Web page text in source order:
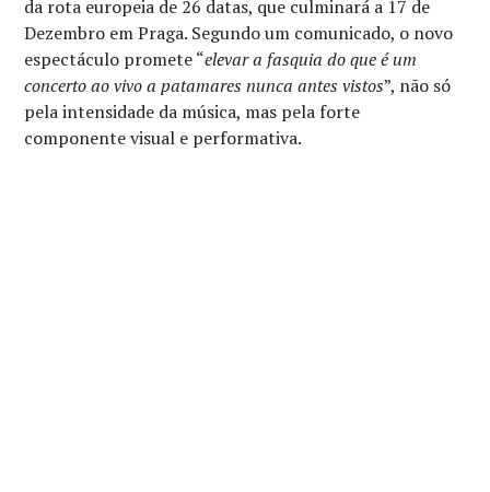
da rota europeia de 26 datas, que culminará a 17 de
Dezembro em Praga. Segundo um comunicado, o novo
espectáculo promete “elevar a fasquia do que é um
concerto ao vivo a patamares nunca antes vistos”, não só
pela intensidade da música, mas pela forte
componente visual e performativa.